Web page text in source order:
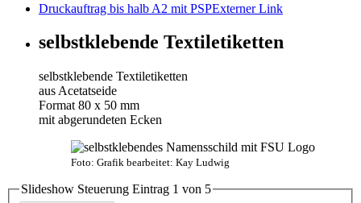
Druckauftrag bis halb A2 mit PSPExterner Link
selbstklebende Textiletiketten
selbstklebende Textiletiketten
aus Acetatseide
Format 80 x 50 mm
mit abgerundeten Ecken
Foto: Grafik bearbeitet: Kay Ludwig
Slideshow Steuerung Eintrag 1 von 5